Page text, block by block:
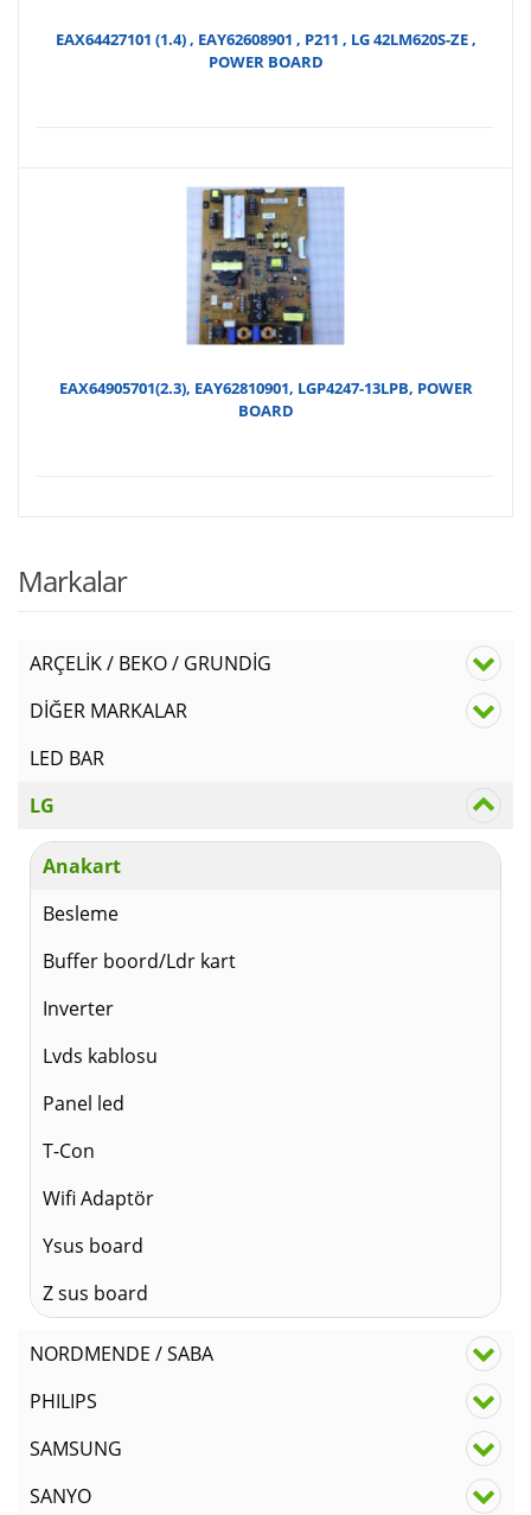
EAX64427101 (1.4) , EAY62608901 , P211 , LG 42LM620S-ZE ,
POWER BOARD
EAX64905701(2.3), EAY62810901, LGP4247-13LPB, POWER
BOARD
Markalar
ARÇELİK / BEKO / GRUNDİG
DİĞER MARKALAR
LED BAR
LG
Anakart
Besleme
Buffer boord/Ldr kart
Inverter
Lvds kablosu
Panel led
T-Con
Wifi Adaptör
Ysus board
Z sus board
NORDMENDE / SABA
PHILIPS
SAMSUNG
SANYO